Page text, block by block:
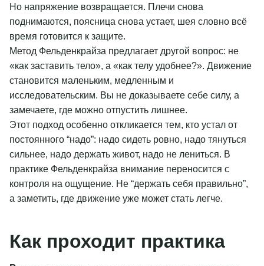
Но напряжение возвращается. Плечи снова
поднимаются, поясница снова устает, шея словно всё
время готовится к защите.
Метод Фельденкрайза предлагает другой вопрос: не
«как заставить тело», а «как телу удобнее?». Движение
становится маленьким, медленным и
исследовательским. Вы не доказываете себе силу, а
замечаете, где можно отпустить лишнее.
Этот подход особенно откликается тем, кто устал от
постоянного “надо”: надо сидеть ровно, надо тянуться
сильнее, надо держать живот, надо не лениться. В
практике Фельденкрайза внимание переносится с
контроля на ощущение. Не “держать себя правильно”,
а заметить, где движение уже может стать легче.
Как проходит практика